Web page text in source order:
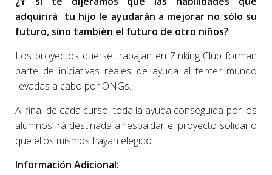
adquirirá tu hijo le ayudarán a mejorar no sólo su
futuro, sino también el futuro de otro niños?
Los proyectos que se trabajan en Zinking Club forman
parte de iniciativas reales de ayuda al tercer mundo
llevadas a cabo por ONGs.
Al final de cada curso, toda la ayuda conseguida por los
alumnos irá destinada a respaldar el proyecto solidario
que ellos mismos hayan elegido.
Información Adicional: